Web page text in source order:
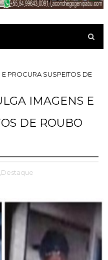
PROCURA SUSPEITOS DE
IMAGENS E
DE ROUBO
,Destaque